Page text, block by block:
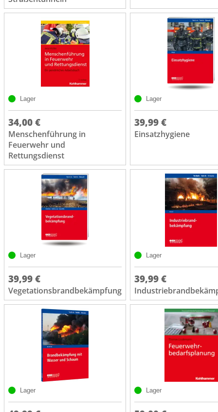
Lager
34,00 €
Menschenführung in
Feuerwehr und
Rettungsdienst
Lager
39,99 €
Einsatzhygiene
Lager
39,99 €
Vegetationsbrandbekämpfung
Lager
39,99 €
Lager Lager